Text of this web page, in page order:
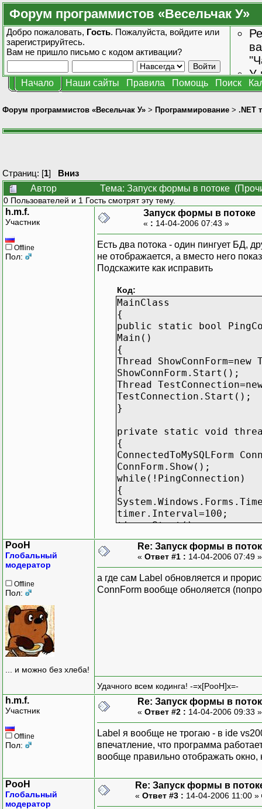
Форум программистов «Весельчак У»
Добро пожаловать, Гость. Пожалуйста, войдите или
зарегистрируйтесь.
Вам не пришло письмо с кодом активации?
У
Начало Наши сайты Правила Помощь Поиск
Форум программистов «Весельчак У» > Программирование > .NET
Страниц: [1] Вниз
Автор
Тема: Запуск формы в потоке
0 Пользователей и 1 Гость смотрят эту тему.
h.m.f.
Участник
Offline
Пол:
Запуск формы в потоке
« : 14-04-2006 07:43 »
Есть два потока - один пингует БД,
не отображается, а вместо него
Подскажите как исправить
Код:
MainClass
{
public static bool
Main()
{
Thread
ShowConnForm.Start();
Thread
TestConnection.Start();
}
private static void
{
ConnectedToMySQLForm
ConnForm.Show();
while(!PingConnection)
{
timer.Interval=100;
timer.Start();
}
ConnForm.Close();
private static void
{
PooH
Глобальный
модератор
Offline
Пол:
... и можно без хлеба!
Re: Запуск формы в
« Ответ #1 : 14-04-2006 07:49
а где сам Label обновляется и
ConnForm вообще обноляется
Удачного всем кодинга! -=x[PooH]x=-
h.m.f.
Участник
Offline
Пол:
Re: Запуск формы в
« Ответ #2 : 14-04-2006 09:33
Label я вообще не трогаю - в ide
впечатление, что программа
вообще правильно отображать окно,
PooH
Глобальный
модератор
Re: Запуск формы в
« Ответ #3 : 14-04-2006 11:00 »